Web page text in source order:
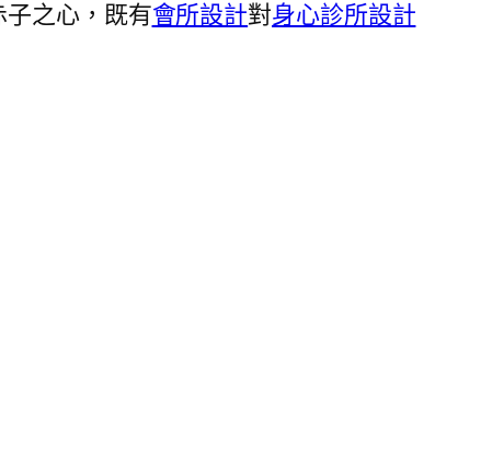
子之心，既有會所設計對身心診所設計